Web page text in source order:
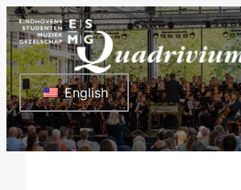
Ga
naar
de
inhoud
English